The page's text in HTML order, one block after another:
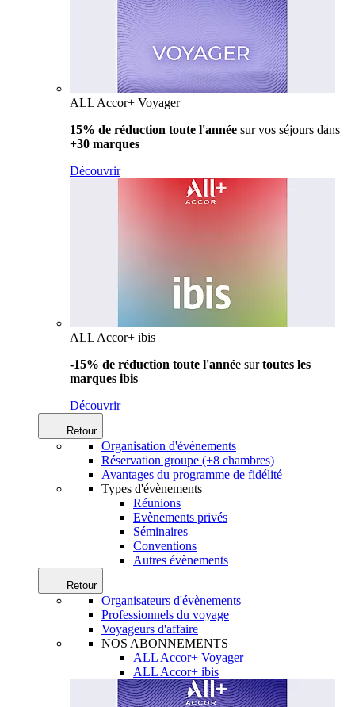
ALL Accor+ Voyager
15% de réduction toute l'année sur vos séjours dans
+30 marques
Découvrir
ALL Accor+ ibis
-15% de réduction toute l'année surtoutes les
marques ibis
Découvrir
Retour
Organisation d'évènements
Réservation groupe (+8 chambres)
Avantages du programme de fidélité
Types d'évènements
Réunions
Evènements privés
Séminaires
Conventions
Autres évènements
Retour
Organisateurs d'évènements
Professionnels du voyage
Voyageurs d'affaire
NOS ABONNEMENTS
ALL Accor+ Voyager
ALL Accor+ ibis